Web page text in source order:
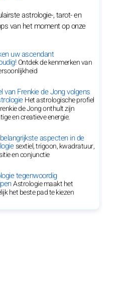
astrologie-, tarot- en
van het moment op onze
uw ascendant
Ontdek de kenmerken van
van Frenkie de Jong volgens
Het astrologische profiel
de Jong onthult zijn
en creatieve energie.
aspecten in de
sextiel, trigoon, kwadratuur,
en conjunctie
tegenwoordig
Astrologie maakt het
het beste pad te kiezen